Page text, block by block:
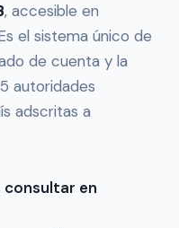
, accesible en
el sistema único de
de cuenta y la
autoridades
adscritas a
en